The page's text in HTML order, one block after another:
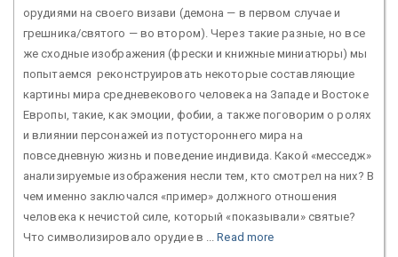
орудиями на своего визави (демона — в первом случае и
грешника/святого — во втором). Через такие разные, но все
же сходные изображения (фрески и книжные миниатюры) мы
попытаемся реконструировать некоторые составляющие
картины мира средневекового человека на Западе и Востоке
Европы, такие, как эмоции, фобии, а также поговорим о ролях
и влиянии персонажей из потустороннего мира на
повседневную жизнь и поведение индивида. Какой «месседж»
анализируемые изображения несли тем, кто смотрел на них? В
чем именно заключался «пример» должного отношения
человека к нечистой силе, который «показывали» святые?
Что символизировало орудие в ...Read more